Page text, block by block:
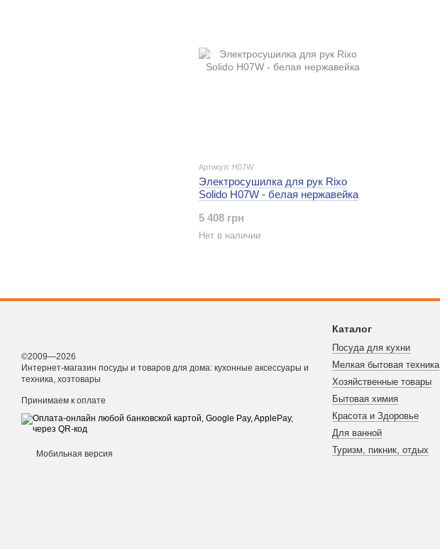
Артикул: H07W
Электросушилка для рук Rixo
Solido H07W - белая нержавейка
5 408 грн
Нет в наличии
©2009—2026
Интернет-магазин посуды и товаров для дома: кухонные аксессуары и
техника, хозтовары
Принимаем к оплате
Мобильная версия
Каталог
Посуда для кухни
Мелкая бытовая техника
Хозяйственные товары
Бытовая химия
Красота и Здоровье
Для ванной
Туризм, пикник, отдых